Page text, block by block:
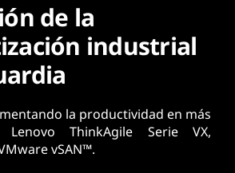
de la
industrial
la productividad en más
ThinkAgile Serie VX,
vSAN™.